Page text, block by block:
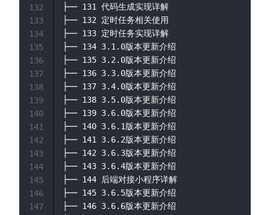
├── 131 代码生成实现详解
├── 132 定时任务相关使用
├── 133 定时任务实现详解
├── 134 3.1.0版本更新介绍
├── 135 3.2.0版本更新介绍
├── 136 3.3.0版本更新介绍
├── 137 3.4.0版本更新介绍
├── 138 3.5.0版本更新介绍
├── 139 3.6.0版本更新介绍
├── 140 3.6.1版本更新介绍
├── 141 3.6.2版本更新介绍
├── 142 3.6.3版本更新介绍
├── 143 3.6.4版本更新介绍
├── 144 后端对接小程序详解
├── 145 3.6.5版本更新介绍
├── 146 3.6.6版本更新介绍
132
133
134
135
136
137
138
139
140
141
142
143
144
145
146
147